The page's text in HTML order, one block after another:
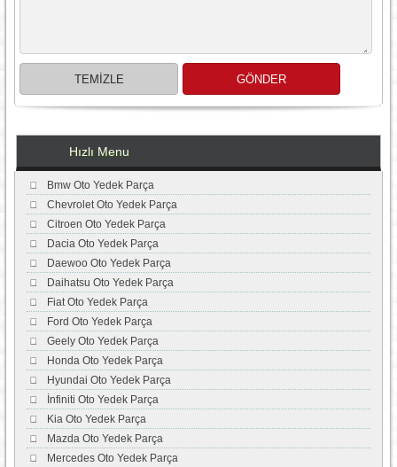
Hızlı Menu
Bmw Oto Yedek Parça
Chevrolet Oto Yedek Parça
Citroen Oto Yedek Parça
Dacia Oto Yedek Parça
Daewoo Oto Yedek Parça
Daihatsu Oto Yedek Parça
Fiat Oto Yedek Parça
Ford Oto Yedek Parça
Geely Oto Yedek Parça
Honda Oto Yedek Parça
Hyundai Oto Yedek Parça
İnfiniti Oto Yedek Parça
Kia Oto Yedek Parça
Mazda Oto Yedek Parça
Mercedes Oto Yedek Parça